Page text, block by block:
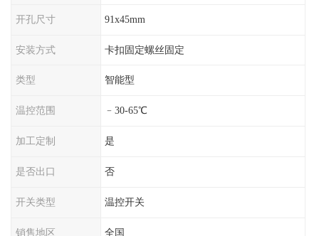
开孔尺寸 91x45mm
安装方式 卡扣固定螺丝固定
类型 智能型
温控范围 ﹣30-65℃
加工定制 是
是否出口 否
开关类型 温控开关
销售地区 全国